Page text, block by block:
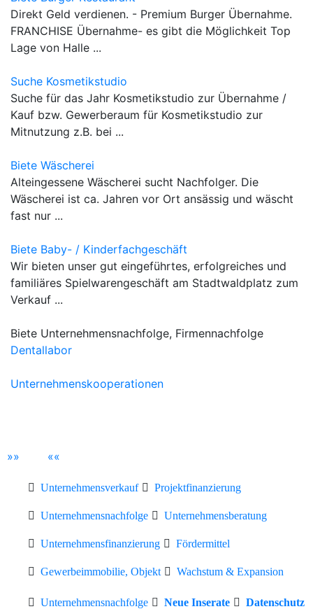
Direkt Geld verdienen. - Premium Burger Übernahme.
FRANCHISE Übernahme- es gibt die Möglichkeit Top
Lage von Halle ...
Suche Kosmetikstudio
Suche für das Jahr Kosmetikstudio zur Übernahme /
Kauf bzw. Gewerberaum für Kosmetikstudio zur
Mitnutzung z.B. bei ...
Biete Wäscherei
Alteingessene Wäscherei sucht Nachfolger. Die
Wäscherei ist ca. Jahren vor Ort ansässig und wäscht
fast nur ...
Biete Baby- / Kinderfachgeschäft
Wir bieten unser gut eingeführtes, erfolgreiches und
familiäres Spielwarengeschäft am Stadtwaldplatz zum
Verkauf ...
Biete Unternehmensnachfolge, Firmennachfolge
Dentallabor
Unternehmenskooperationen
»» ««
Unternehmensverkauf Projektfinanzierung
Unternehmensnachfolge Unternehmensberatung
Unternehmensfinanzierung Fördermittel
Gewerbeimmobilie, Objekt Wachstum & Expansion
Unternehmensnachfolge Neue Inserate
Datenschutz